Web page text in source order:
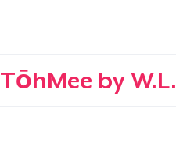
TōhMee by W.L.